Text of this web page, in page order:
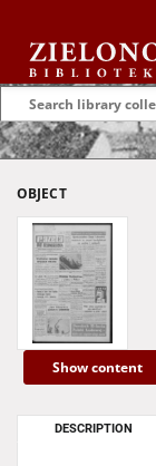
OBJECT
Show content
DESCRIPTION